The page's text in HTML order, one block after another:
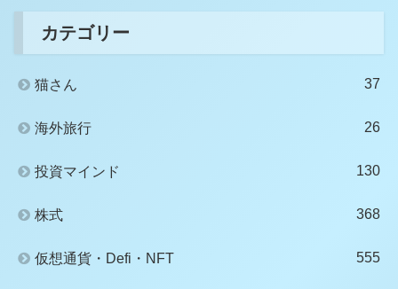
カテゴリー
猫さん 37
海外旅行 26
投資マインド 130
株式 368
仮想通貨・Defi・NFT 555